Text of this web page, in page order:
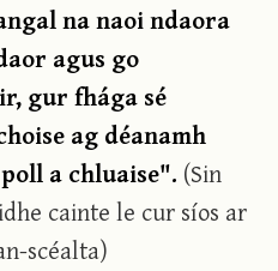
na naoi ndaora
agus go
gur fhága sé
ag déanamh
a chluaise". (Sin
cainte le cur síos ar
scéalta)